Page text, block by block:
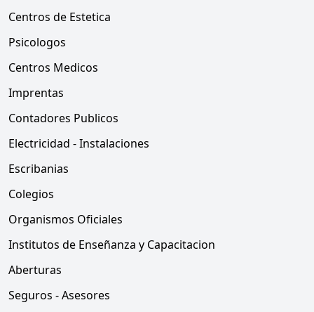
Centros de Estetica
Psicologos
Centros Medicos
Imprentas
Contadores Publicos
Electricidad - Instalaciones
Escribanias
Colegios
Organismos Oficiales
Institutos de Enseñanza y Capacitacion
Aberturas
Seguros - Asesores